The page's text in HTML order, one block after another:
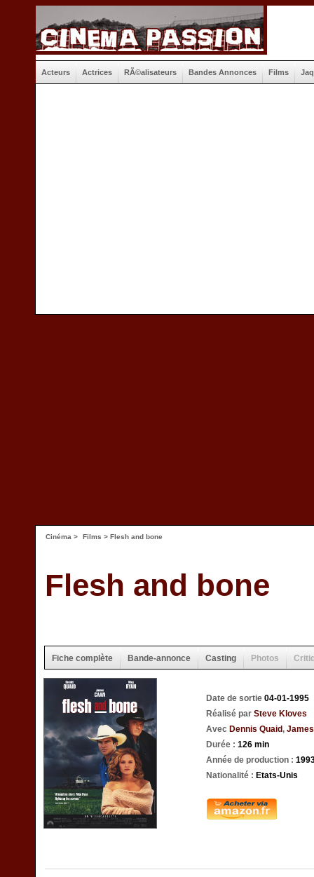
Acteurs Actrices RÃ©alisateurs Bandes Annonces Films
Cinéma > Films > Flesh and bone
Flesh and bone
Fiche complète Bande-annonce Casting Photos
Date de sortie 04-01-1995
Réalisé par Steve Kloves
Avec Dennis Quaid,
Durée : 126 min
Année de production :
Nationalité : Etats-Unis